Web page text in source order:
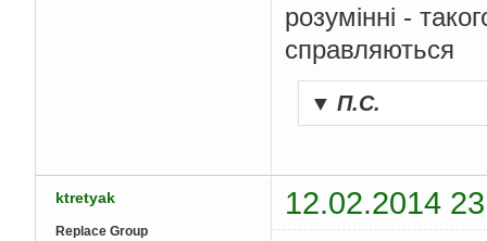
розумінні -
справляються
▼ П.С.
ktretyak 12.02.2014
Replace Group